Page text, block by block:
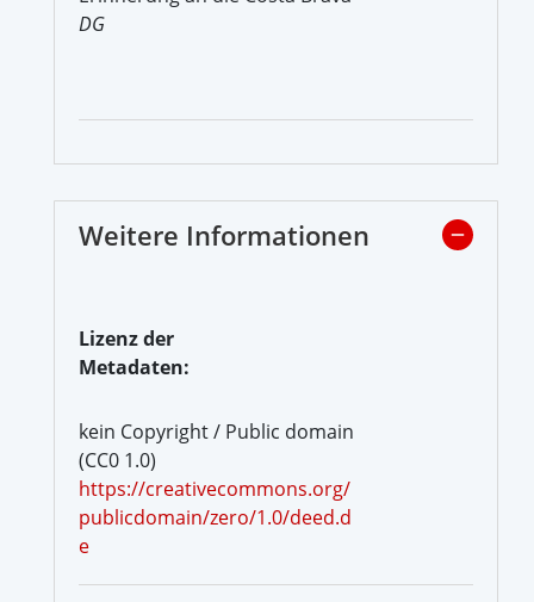
DG
Weitere Informationen
Lizenz der
Metadaten:
kein Copyright / Public domain
(CC0 1.0)
https://creativecommons.org/
publicdomain/zero/1.0/deed.d
e